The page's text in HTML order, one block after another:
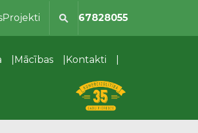
Projekti 67828055
Mācības Kontakti